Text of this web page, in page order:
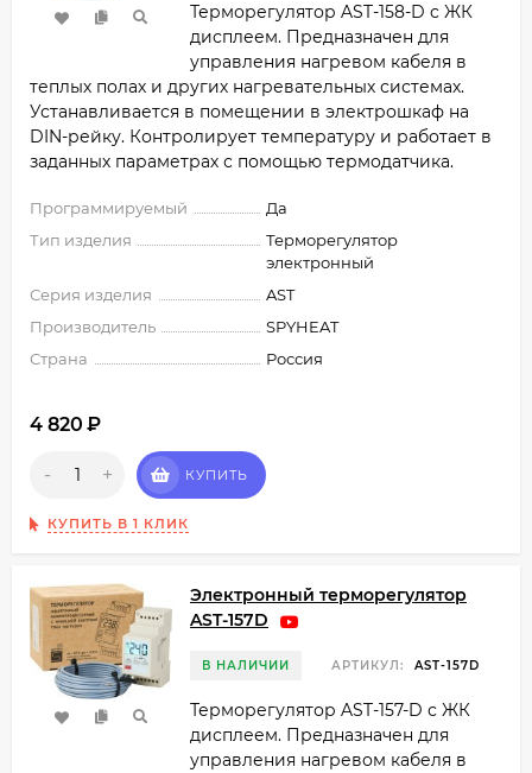
Терморегулятор AST-158-D с ЖК
дисплеем. Предназначен для
управления нагревом кабеля в
теплых полах и других нагревательных системах.
Устанавливается в помещении в электрошкаф на
DIN-рейку. Контролирует температуру и работает в
заданных параметрах с помощью термодатчика.
Программируемый
Да
Тип изделия
Терморегулятор
электронный
Серия изделия
AST
Производитель
SPYHEAT
Страна
Россия
4 820 ₽
- + КУПИТЬ
КУПИТЬ В 1 КЛИК
Электронный терморегулятор
AST-157D
В НАЛИЧИИ АРТИКУЛ: AST-157D
Терморегулятор AST-157-D с ЖК
дисплеем. Предназначен для
управления нагревом кабеля в